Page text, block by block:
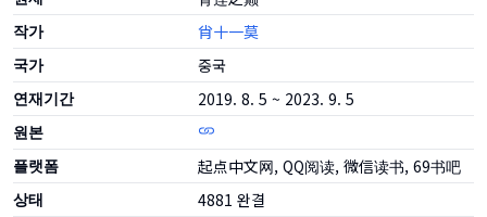
작가 肖十一莫
국가 중국
연재기간 2019. 8. 5 ~ 2023. 9. 5
원본
플랫폼
起点中文网, QQ阅读, 微信读书, 69书吧
상태 4881 완결